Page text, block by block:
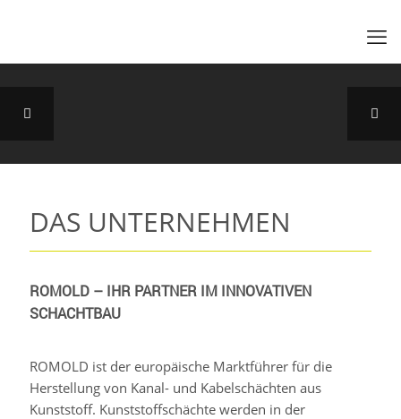
DAS UNTERNEHMEN
ROMOLD – IHR PARTNER IM INNOVATIVEN
SCHACHTBAU
ROMOLD ist der europäische Marktführer für die
Herstellung von Kanal- und Kabelschächten aus
Kunststoff. Kunststoffschächte werden in der